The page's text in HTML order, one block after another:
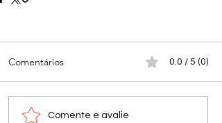
Comentários 0.0 / 5 (0)
Comente e avalie